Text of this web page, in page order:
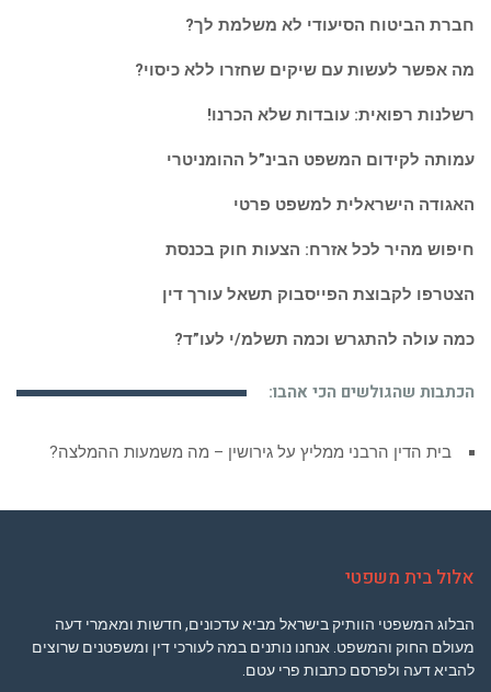
חברת הביטוח הסיעודי לא משלמת לך?
מה אפשר לעשות עם שיקים שחזרו ללא כיסוי?
רשלנות רפואית: עובדות שלא הכרנו!
עמותה לקידום המשפט הבינ”ל ההומניטרי
האגודה הישראלית למשפט פרטי
חיפוש מהיר לכל אזרח: הצעות חוק בכנסת
הצטרפו לקבוצת הפייסבוק תשאל עורך דין
כמה עולה להתגרש וכמה תשלמ/י לעו”ד?
הכתבות שהגולשים הכי אהבו:
בית הדין הרבני ממליץ על גירושין – מה משמעות ההמלצה?
אלול בית משפטי
הבלוג המשפטי הוותיק בישראל מביא עדכונים, חדשות ומאמרי דעה
מעולם החוק והמשפט. אנחנו נותנים במה לעורכי דין ומשפטנים שרוצים
להביא דעה ולפרסם כתבות פרי עטם.